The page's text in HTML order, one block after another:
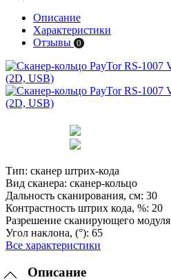
Описание
Характеристики
Отзывы 0
Тип: сканер штрих-кода
Вид сканера: сканер-кольцо
Дальность сканирования, см: 30
Контрастность штрих кода, %: 20
Разрешение сканирующего
Угол наклона, (°): 65
Все характеристики
Описание